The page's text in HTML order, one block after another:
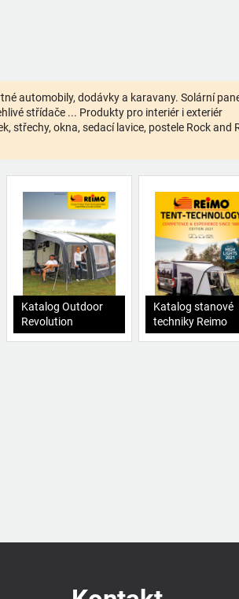
automobily, dodávky a karavany. Solární
střídače ... Produkty pro interiér i exteriér
střechy, okna, sedací lavice, postele Rock and
Katalog Outdoor
Revolution
Katalog stanové
techniky Reimo